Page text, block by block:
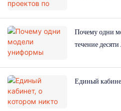
Почему одни
течение десяти
Единый